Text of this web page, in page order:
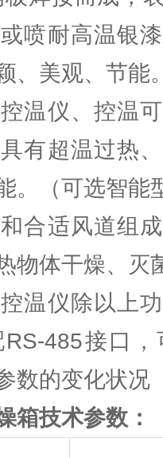
喷耐高温银
、美观、节能
温仪、控温
有超温过热
。（可选智能
合适风道组
物体干燥、灭
温仪除以上
485接口
数的变化状况
箱技术参数：